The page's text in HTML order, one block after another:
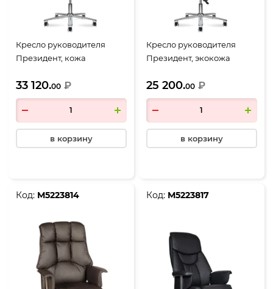
Кресло руководителя
Президент, кожа
33 120.00 ₽
в корзину
Кресло руководителя
Президент, экокожа
25 200.00 ₽
в корзину
Код: М5223814 Код: М5223817